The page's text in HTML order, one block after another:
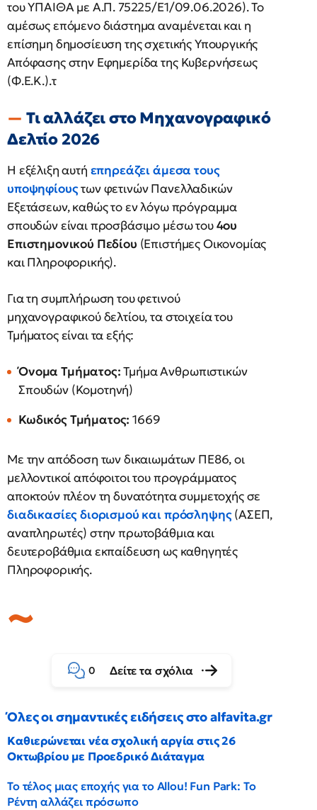
του ΥΠΑΙΘΑ με Α.Π. 75225/Ε1/09.06.2026). Το
αμέσως επόμενο διάστημα αναμένεται και η
επίσημη δημοσίευση της σχετικής Υπουργικής
Απόφασης στην Εφημερίδα της Κυβερνήσεως
(Φ.Ε.Κ.).τ
Τι αλλάζει στο Μηχανογραφικό
Δελτίο 2026
Η εξέλιξη αυτή επηρεάζει άμεσα τους
υποψηφίουςτων φετινών Πανελλαδικών
Εξετάσεων, καθώς το εν λόγω πρόγραμμα
σπουδών είναι προσβάσιμο μέσω του4ου
Επιστημονικού Πεδίου (Επιστήμες Οικονομίας
και Πληροφορικής).
Για τη συμπλήρωση του φετινού
μηχανογραφικού δελτίου, τα στοιχεία του
Τμήματος είναι τα εξής:
Όνομα Τμήματος:Τμήμα Ανθρωπιστικών
Σπουδών (Κομοτηνή)
Κωδικός Τμήματος: 1669
Με την απόδοση των δικαιωμάτων ΠΕ86, οι
μελλοντικοί απόφοιτοι του προγράμματος
αποκτούν πλέον τη δυνατότητα συμμετοχής σε
διαδικασίες διορισμού και πρόσληψης(ΑΣΕΠ,
αναπληρωτές) στην πρωτοβάθμια και
δευτεροβάθμια εκπαίδευση ως καθηγητές
Πληροφορικής.
0 Δείτε τα σχόλια
Όλες οι σημαντικές ειδήσεις στο alfavita.gr
Καθιερώνεται νέα σχολική αργία στις 26
Οκτωβρίου με Προεδρικό Διάταγμα
Το τέλος μιας εποχής για το Allou! Fun Park: Το
Ρέντη αλλάζει πρόσωπο